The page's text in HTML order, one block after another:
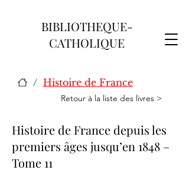
BIBLIOTHEQUE-
CATHOLIQUE
/ Histoire de France
Retour à la liste des livres >
Histoire de France depuis les
premiers âges jusqu’en 1848 –
Tome 11